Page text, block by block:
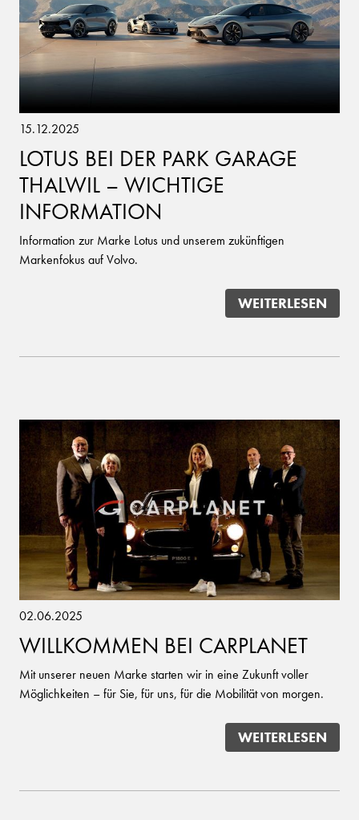
15.12.2025
LOTUS BEI DER PARK GARAGE
THALWIL – WICHTIGE
INFORMATION
Information zur Marke Lotus und unserem zukünftigen
Markenfokus auf Volvo.
WEITERLESEN
02.06.2025
WILLKOMMEN BEI CARPLANET
Mit unserer neuen Marke starten wir in eine Zukunft voller
Möglichkeiten – für Sie, für uns, für die Mobilität von morgen.
WEITERLESEN